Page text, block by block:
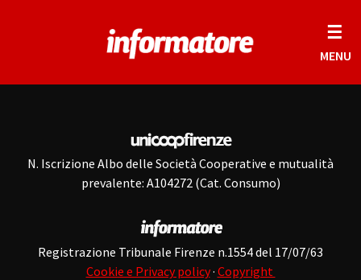
☰
MENU
N. Iscrizione Albo delle Società Cooperative e mutualità
prevalente: A104272 (Cat. Consumo)
Registrazione Tribunale Firenze n.1554 del 17/07/63
Cookie e Privacy policy· Copyright